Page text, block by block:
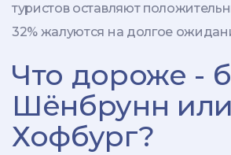
туристов оставляют
32% жалуются на долгое
Что дороже -
Шёнбрунн
Хофбург?